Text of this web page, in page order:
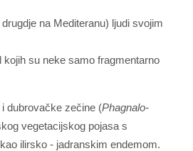
na Mediteranu) ljudi svojim
su neke samo fragmentarno
dubrovačke zečine (Phagnalo-
vegetacijskog pojasa s
ilirsko - jadranskim endemom.